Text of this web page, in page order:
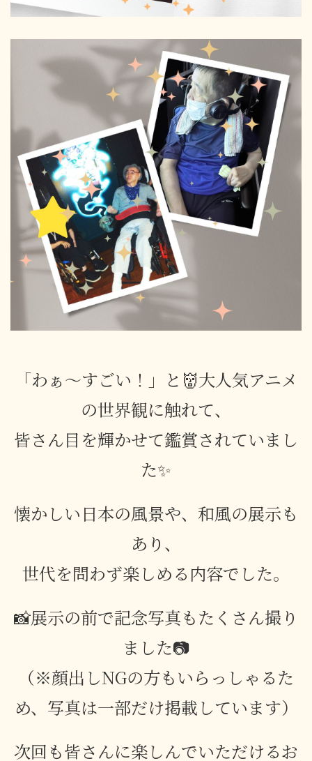
「わぁ〜すごい！」と👹大人気アニメ
の世界観に触れて、
皆さん目を輝かせて鑑賞されていまし
た✨
懐かしい日本の風景や、和風の展示も
あり、
世代を問わず楽しめる内容でした。
📸展示の前で記念写真もたくさん撮り
ました📷
（※顔出しNGの方もいらっしゃるた
め、写真は一部だけ掲載しています）
次回も皆さんに楽しんでいただけるお